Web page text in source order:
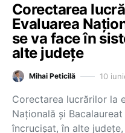
Corectarea
Evaluarea
se va face în
alte județe
Mihai Peticilă 10
Corectarea lucrărilor la
Națională și
încrucișat, în alte